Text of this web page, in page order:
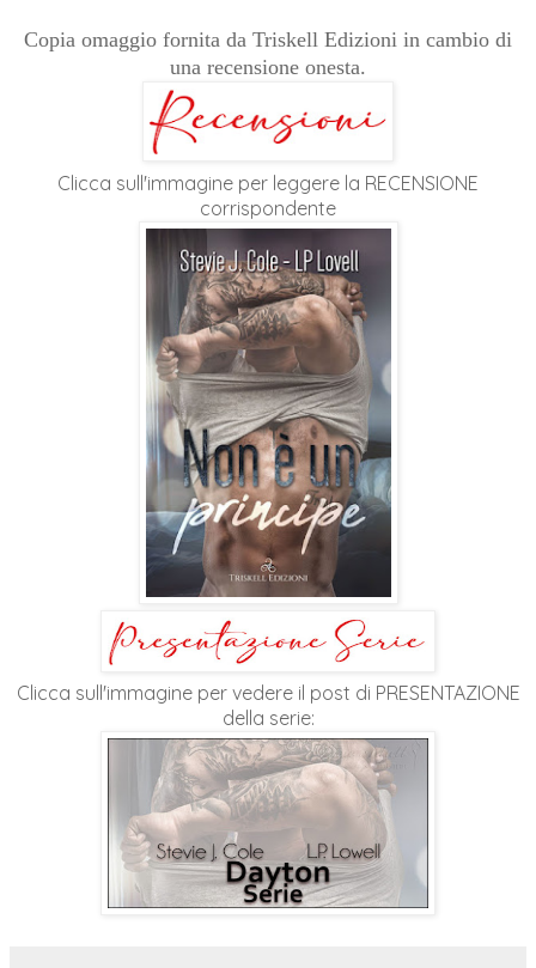
Copia omaggio fornita da Triskell Edizioni in cambio di
una recensione onesta.
Clicca sull'immagine per leggere la RECENSIONE
corrispondente
Clicca sull'immagine per vedere il post di PRESENTAZIONE
della serie: